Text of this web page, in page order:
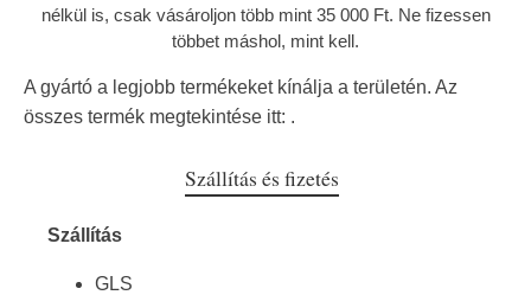
nélkül is, csak vásároljon több mint 35 000 Ft. Ne fizessen
többet máshol, mint kell.
A gyártó a legjobb termékeket kínálja a területén. Az
összes termék megtekintése itt: .
Szállítás és fizetés
Szállítás
GLS